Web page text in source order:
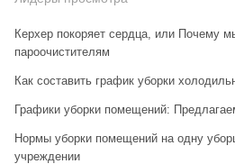
a
g
r
a
e
r
e
s
Керхер покоряет сердца, или Почему
пароочистителям
Как составить график уборки
Графики уборки помещений:
Нормы уборки помещений на одну
учреждении